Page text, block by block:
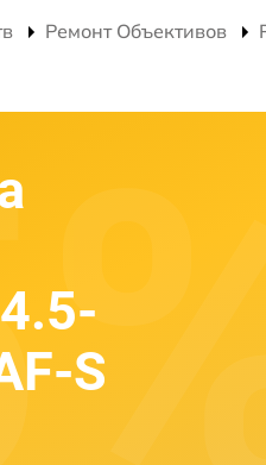
Ремонт Объективов
S